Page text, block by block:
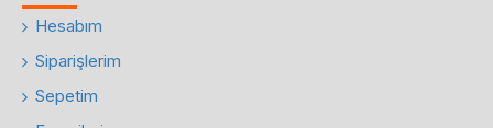
Hesabım
Siparişlerim
Sepetim